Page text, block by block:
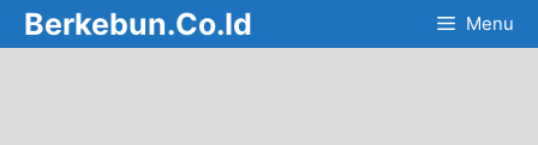
Skip
to
Berkebun.Co.Id Menu